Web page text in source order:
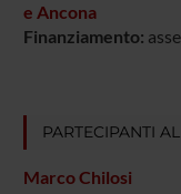
e Ancona
Finanziamento:
PARTECIPANTI
Marco Chilosi